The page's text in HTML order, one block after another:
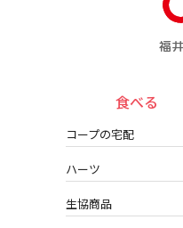
福
食べる
コープの宅配
ハーツ
生協商品